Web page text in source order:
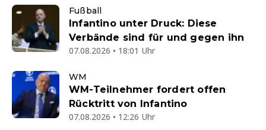
Fußball
Infantino unter Druck: Diese
Verbände sind für und gegen ihn
07.08.2026 • 18:01 Uhr
WM
WM-Teilnehmer fordert offen
Rücktritt von Infantino
07.08.2026 • 12:26 Uhr